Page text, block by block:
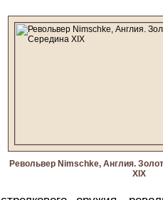
Револьвер Nimschke, Англия.
XIX